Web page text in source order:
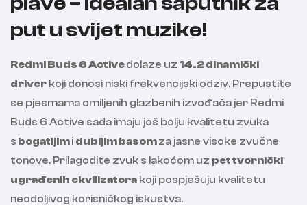
put u svijet muzike!
Redmi Buds 6 Activedolaze uz 14.2 dinamički
driver koji donosi niski frekvencijski odziv. Prepustite
se pjesmama omiljenih glazbenih izvođača jer Redmi
Buds 6 Active sada imaju još bolju kvalitetu zvuka
s bogatijimi dubljim basomza jasne visoke zvučne
tonove. Prilagodite zvuk s lakoćom uz pet tvornički
ugrađenih ekvilizatora koji pospješuju kvalitetu
neodoljivog korisničkog iskustva.